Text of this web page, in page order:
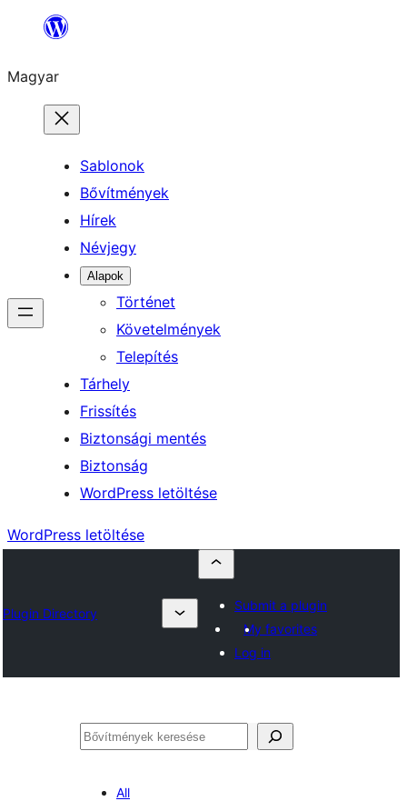
Ugrás
tartalomhoz
Magyar
Sablonok
Bővítmények
Hírek
Névjegy
Alapok
Történet
Követelmények
Telepítés
Tárhely
Frissítés
Biztonsági mentés
Biztonság
WordPress letöltése
WordPress letöltése
Plugin Directory
Submit a plugin
My favorites
Log in
Keresés
All